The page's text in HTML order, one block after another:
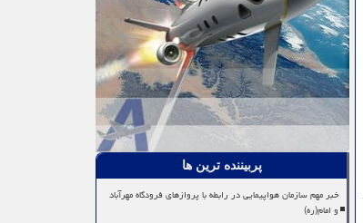
پربیننده ترین ها
خبر مهم سازمان هواپیمایی در رابطه با پروازهای فرودگاه مهرآباد
و امام(ره)